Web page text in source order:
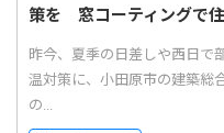
策を 窓コーティングで
昨今、夏季の日差しや西日で
温対策に、小田原市の建築総
の...